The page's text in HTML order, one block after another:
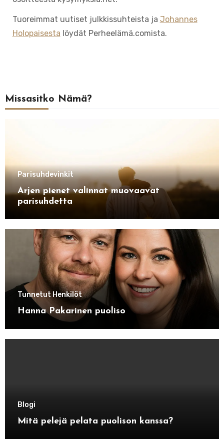
Tuoreimmat uutiset julkkissuhteista ja Johannes
Holopaisesta löydät Perheelämä.comista.
Missasitko Nämä?
Parisuhdevinkit
Arjen pienet valinnat muovaavat
parisuhdetta
Tunnetut Henkilöt
Hanna Pakarinen puoliso
Blogi
Mitä pelejä pelata puolison kanssa?